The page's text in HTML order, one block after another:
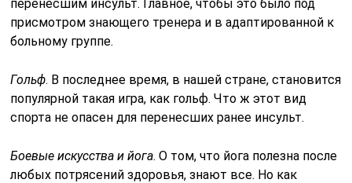
перенесшим инсульт. Главное, чтобы это было под
присмотром знающего тренера и в адаптированной к
больному группе.
Гольф. В последнее время, в нашей стране, становится
популярной такая игра, как гольф. Что ж этот вид
спорта не опасен для перенесших ранее инсульт.
Боевые искусства и йога. О том, что йога полезна после
любых потрясений здоровья, знают все. Но как